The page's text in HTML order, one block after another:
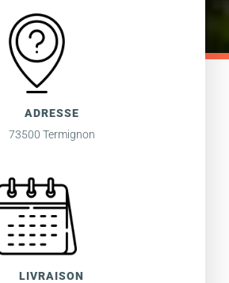
ADRESSE
73500 Termignon
LIVRAISON